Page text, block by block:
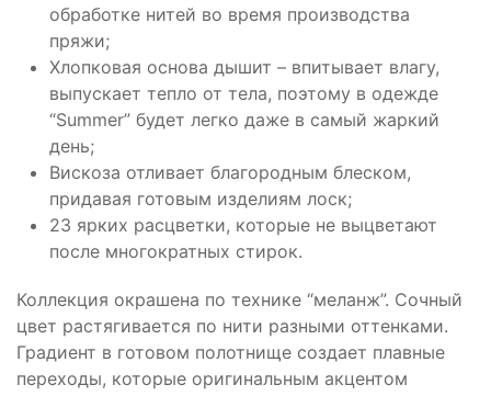
обработке нитей во время производства
пряжи;
Хлопковая основа дышит – впитывает влагу,
выпускает тепло от тела, поэтому в одежде
“Summer” будет легко даже в самый жаркий
день;
Вискоза отливает благородным блеском,
придавая готовым изделиям лоск;
23 ярких расцветки, которые не выцветают
после многократных стирок.
Коллекция окрашена по технике “меланж”. Сочный
цвет растягивается по нити разными оттенками.
Градиент в готовом полотнище создает плавные
переходы, которые оригинальным акцентом